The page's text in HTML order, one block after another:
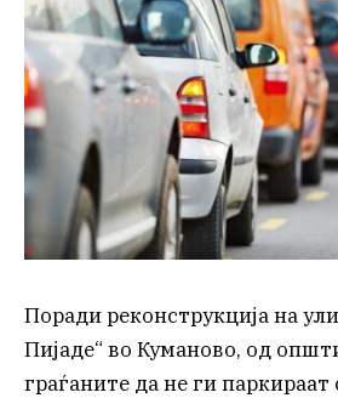
Поради реконструкција на
Пијаде“ во Куманово, од
граѓаните да не ги